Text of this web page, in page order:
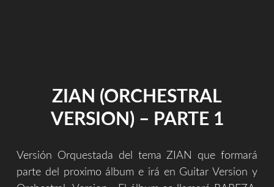
ZIAN (ORCHESTRAL
VERSION) – PARTE 1
Versión Orquestada del tema ZIAN que formará
parte del proximo álbum e irá en Guitar Version y